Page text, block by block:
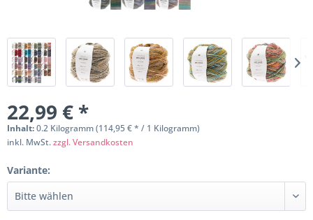
22,99 € *
Inhalt:0.2 Kilogramm (114,95 € * / 1 Kilogramm)
inkl. MwSt.zzgl. Versandkosten
Variante: